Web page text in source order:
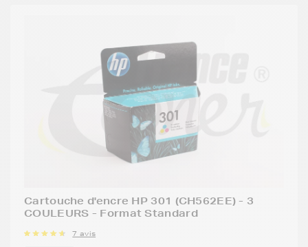
Cartouche d'encre HP 301 (CH562EE) - 3
COULEURS - Format Standard
7 avis